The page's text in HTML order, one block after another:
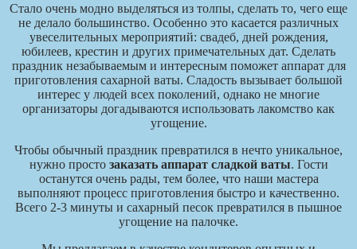
Стало очень модно выделяться из толпы, сделать то, чего еще
не делало большинство. Особенно это касается различных
увеселительных мероприятий: свадеб, дней рождения,
юбилеев, крестин и других примечательных дат. Сделать
праздник незабываемым и интересным поможет аппарат для
приготовления сахарной ваты. Сладость вызывает большой
интерес у людей всех поколений, однако не многие
организаторы догадываются использовать лакомство как
угощение.
Чтобы обычный праздник превратился в нечто уникальное,
нужно просто заказать аппарат сладкой ваты. Гости
останутся очень рады, тем более, что наши мастера
выполняют процесс приготовления быстро и качественно.
Всего 2-3 минуты и сахарный песок превратился в пышное
угощение на палочке.